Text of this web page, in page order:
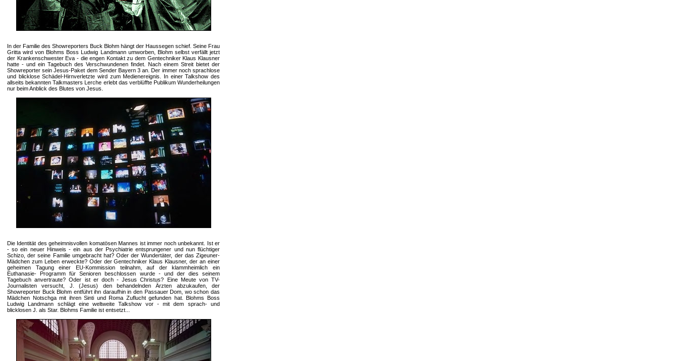
In der Familie des Showreporters Buck Blohm hängt der Haussegen schief. Seine Frau
Gritta wird von Blohms Boss Ludwig Landmann umworben, Blohm selbst verfällt jetzt
der Krankenschwester Eva - die engen Kontakt zu dem Gentechniker Klaus Klausner
hatte - und ein Tagebuch des Verschwundenen findet. Nach einem Streit bietet der
Showreporter sein Jesus-Paket dem Sender Bayern 3 an. Der immer noch sprachlose
und blicklose Schädel-Hirnverletzte wird zum Medienereignis. In einer Talkshow des
allseits bekannten Talkmasters Lerche erlebt das verblüffte Publikum Wunderheilungen
nur beim Anblick des Blutes von Jesus.
Die Identität des geheimnisvollen komatösen Mannes ist immer noch unbekannt. Ist er
- so ein neuer Hinweis - ein aus der Psychiatrie entsprungener und nun flüchtiger
Schizo, der seine Familie umgebracht hat? Oder der Wundertäter, der das Zigeuner-
Mädchen zum Leben erweckte? Oder der Gentechniker Klaus Klausner, der an einer
geheimen Tagung einer EU-Kommission teilnahm, auf der klammheimlich ein
Euthanasie- Programm für Senioren beschlossen wurde - und der dies seinem
Tagebuch anvertraute? Oder ist er doch - Jesus Christus? Eine Meute von TV-
Journalisten versucht, J. (Jesus) den behandelnden Ärzten abzukaufen, der
Showreporter Buck Blohm entführt ihn daraufhin in den Passauer Dom, wo schon das
Mädchen Notschga mit ihren Sinti und Roma Zuflucht gefunden hat. Blohms Boss
Ludwig Landmann schlägt eine weltweite Talkshow vor - mit dem sprach- und
blicklosen J. als Star. Blohms Familie ist entsetzt...